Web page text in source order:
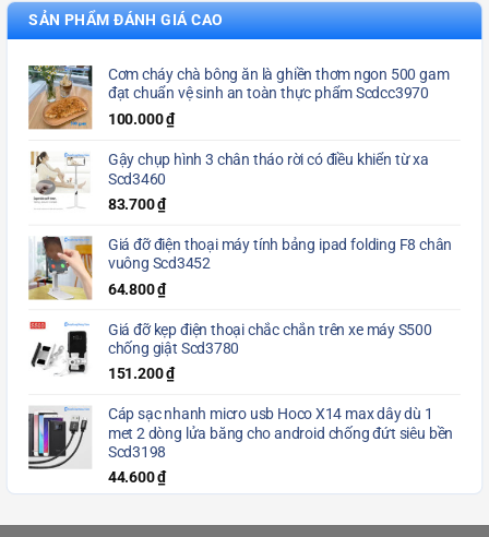
SẢN PHẨM ĐÁNH GIÁ CAO
Cơm cháy chà bông ăn là ghiền thơm ngon 500 gam
đạt chuẩn vệ sinh an toàn thực phẩm Scdcc3970
100.000₫
Gậy chụp hình 3 chân tháo rời có điều khiển từ xa
Scd3460
83.700₫
Giá đỡ điện thoại máy tính bảng ipad folding F8 chân
vuông Scd3452
64.800₫
Giá đỡ kẹp điện thoại chắc chắn trên xe máy S500
chống giật Scd3780
151.200₫
Cáp sạc nhanh micro usb Hoco X14 max dây dù 1
met 2 dòng lửa băng cho android chống đứt siêu bền
Scd3198
44.600₫